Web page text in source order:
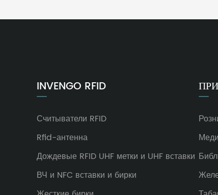
INVENGO RFID
Считыватели RFID
Rfid-антенна
Дождевые RFID UHF метки и UHF вставки
ВЧ и NFC вставки и бирки